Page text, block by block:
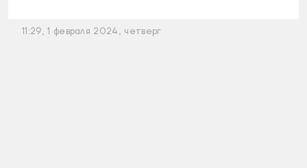
11:29, 1 февраля 2024, четверг